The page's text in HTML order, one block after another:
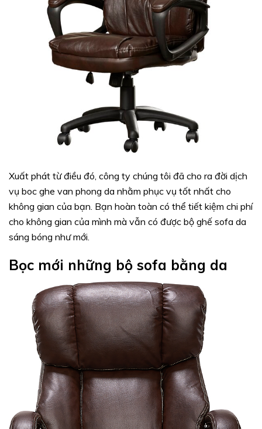
Xuất phát từ điều đó, công ty chúng tôi đã cho ra đời dịch
vụ boc ghe van phong da nhằm phục vụ tốt nhất cho
không gian của bạn. Bạn hoàn toàn có thể tiết kiệm chi phí
cho không gian của mình mà vẫn có được bộ ghế sofa da
sáng bóng như mới.
Bọc mới những bộ sofa bằng da